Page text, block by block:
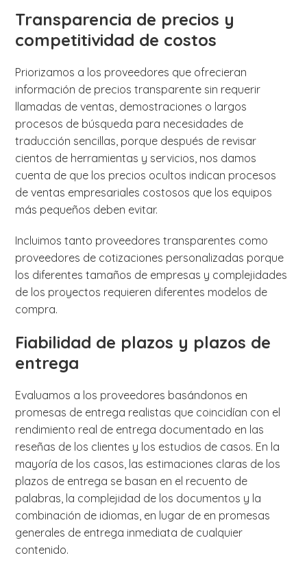
Transparencia de precios y
competitividad de costos
Priorizamos a los proveedores que ofrecieran
información de precios transparente sin requerir
llamadas de ventas, demostraciones o largos
procesos de búsqueda para necesidades de
traducción sencillas, porque después de revisar
cientos de herramientas y servicios, nos damos
cuenta de que los precios ocultos indican procesos
de ventas empresariales costosos que los equipos
más pequeños deben evitar.
Incluimos tanto proveedores transparentes como
proveedores de cotizaciones personalizadas porque
los diferentes tamaños de empresas y complejidades
de los proyectos requieren diferentes modelos de
compra.
Fiabilidad de plazos y plazos de
entrega
Evaluamos a los proveedores basándonos en
promesas de entrega realistas que coincidían con el
rendimiento real de entrega documentado en las
reseñas de los clientes y los estudios de casos. En la
mayoría de los casos, las estimaciones claras de los
plazos de entrega se basan en el recuento de
palabras, la complejidad de los documentos y la
combinación de idiomas, en lugar de en promesas
generales de entrega inmediata de cualquier
contenido.